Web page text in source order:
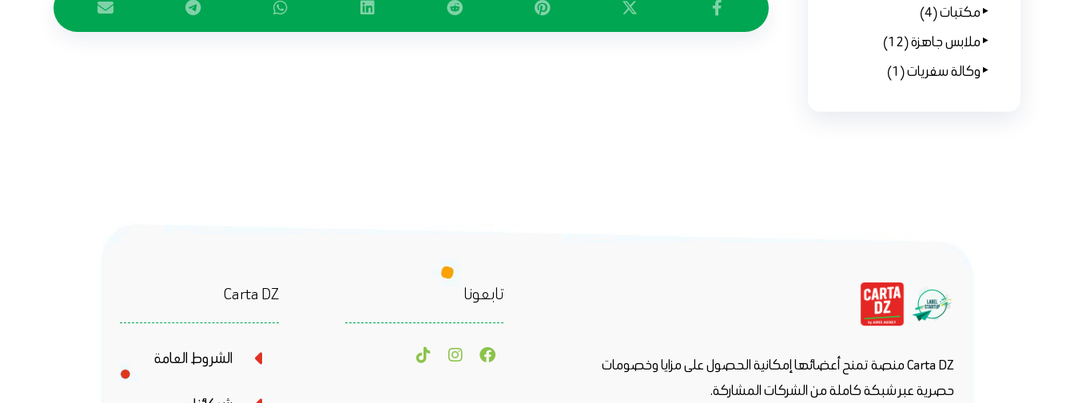
مكتبات (4)
ملابس جاهزة (12)
وكالة سفريات (1)
Carta DZ منصة تمنح أعضائها إمكانية الحصول على مزايا وخصومات
حصرية عبر شبكة كاملة من الشركات المشاركة.
تابعونا Carta DZ
الشروط العامة